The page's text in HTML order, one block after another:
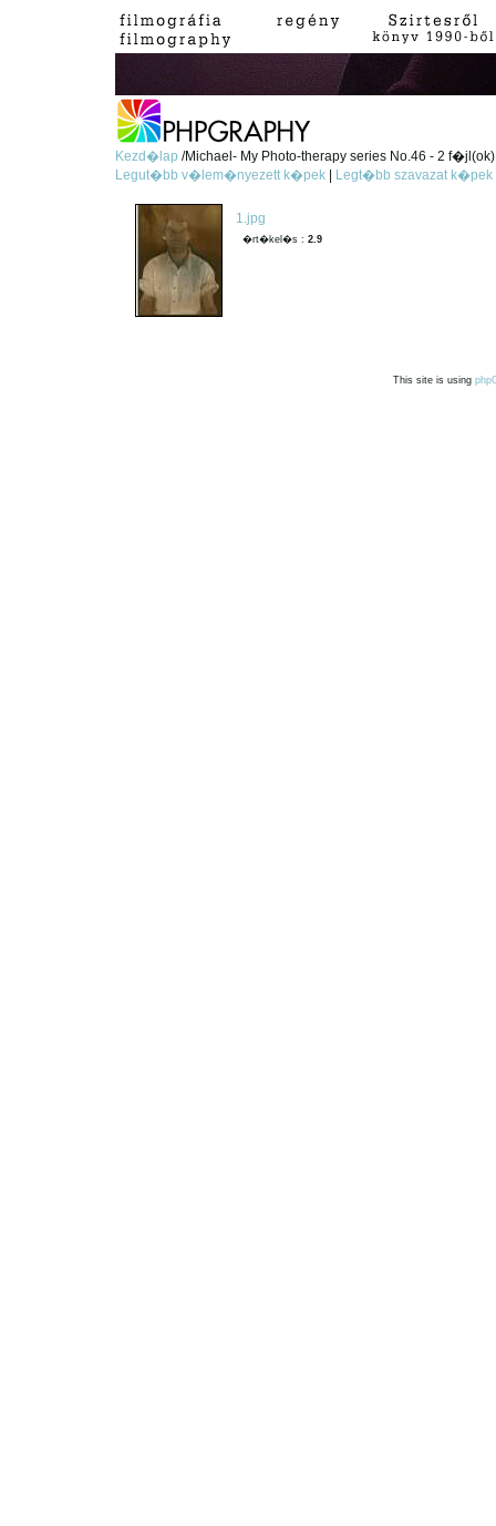
Kezd�lap/Michael- My Photo-therapy series No.46 - 2 f�jl(ok)
Legut�bb v�lem�nyezett k�pek
Legt�bb szavazat k�pek
1.jpg
�rt�kel�s :2.9
This site is using